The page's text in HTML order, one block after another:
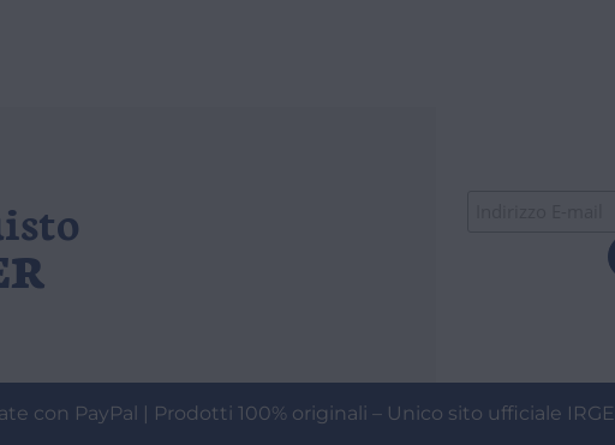
con PayPal | Prodotti 100% originali – Unico sito ufficiale IRGE